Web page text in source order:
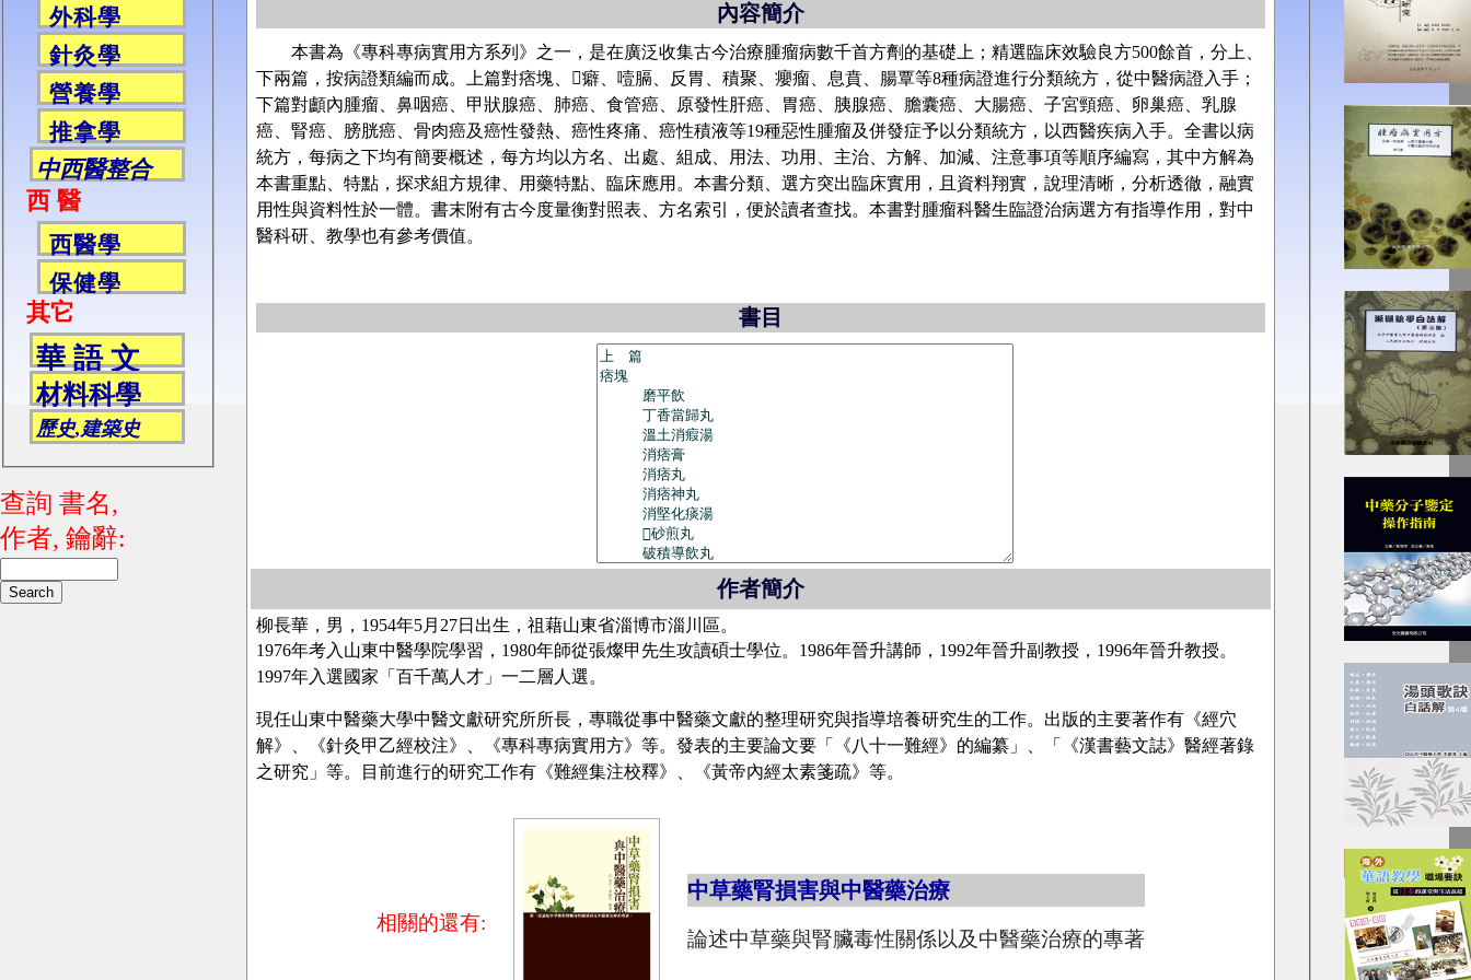
外科學
針灸學
營養學
推拿學
中西醫整合
西 醫
西醫學
保健學
其它
華 語 文
材料科學
歷史,建築史
查詢 書名,
作者, 鑰辭:
內容簡介
本書為《專科專病實用方系列》之一，是在廣泛收集古今治療腫瘤病數千首方劑的基礎上；精選臨床效驗良方500餘首，分上、
下兩篇，按病證類編而成。上篇對痞塊、癖、噎膈、反胃、積聚、癭瘤、息賁、腸覃等8種病證進行分類統方，從中醫病證入手；
下篇對顱內腫瘤、鼻咽癌、甲狀腺癌、肺癌、食管癌、原發性肝癌、胃癌、胰腺癌、膽囊癌、大腸癌、子宮頸癌、卵巢癌、乳腺
癌、腎癌、膀胱癌、骨肉癌及癌性發熱、癌性疼痛、癌性積液等19種惡性腫瘤及併發症予以分類統方，以西醫疾病入手。全書以病
統方，每病之下均有簡要概述，每方均以方名、出處、組成、用法、功用、主治、方解、加減、注意事項等順序編寫，其中方解為
本書重點、特點，探求組方規律、用藥特點、臨床應用。本書分類、選方突出臨床實用，且資料翔實，說理清晰，分析透徹，融實
用性與資料性於一體。書末附有古今度量衡對照表、方名索引，便於讀者查找。本書對腫瘤科醫生臨證治病選方有指導作用，對中
醫科研、教學也有參考價值。
書目
作者簡介
柳長華，男，1954年5月27日出生，祖藉山東省淄博市淄川區。
1976年考入山東中醫學院學習，1980年師從張燦甲先生攻讀碩士學位。1986年晉升講師，1992年晉升副教授，1996年晉升教授。
1997年入選國家「百千萬人才」一二層人選。
現任山東中醫藥大學中醫文獻研究所所長，專職從事中醫藥文獻的整理研究與指導培養研究生的工作。出版的主要著作有《經穴
解》、《針灸甲乙經校注》、《專科專病實用方》等。發表的主要論文要「《八十一難經》的編纂」、「《漢書藝文誌》醫經著錄
之研究」等。目前進行的研究工作有《難經集注校釋》、《黃帝內經太素箋疏》等。
相關的還有:
中草藥腎損害與中醫藥治療
論述中草藥與腎臟毒性關係以及中醫藥治療的專著